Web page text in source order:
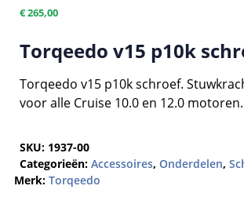
€265,00
Torqeedo v15 p10k
Torqeedo v15 p10k schroef.
voor alle Cruise 10.0 en 12.0 motoren.
SKU: 1937-00
Categorieën: Accessoires, Onderdelen,
Merk: Torqeedo